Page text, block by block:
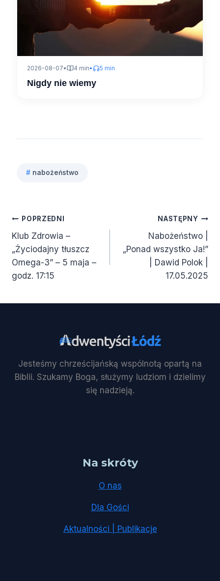
2026-08-07• 4 min• 5 min
Nigdy nie wiemy
Tagi
# nabożeństwo
Nawigacja
wpisu
POPRZEDNI
Klub Zdrowia –
„Życiodajny tłuszcz
Omega-3” – 5 maja –
godz. 17:15
NASTĘPNY
Nabożeństwo |
„Ponad wszystko Ja!”
| Dawid Polok |
17.05.2025
Jesteśmy chrześcijańską wspólnotą opartą na
Biblii. Szukamy Boga, służymy ludziom i dzielimy
się nadzieją.
Na skróty
O nas
Dla Gości
Aktualności | Publikacje